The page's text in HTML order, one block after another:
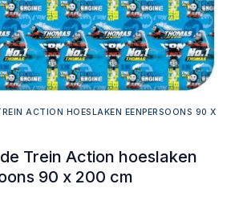
ACTION HOESLAKEN EENPERSOONS 90 X
Trein Action hoeslaken
90 x 200 cm